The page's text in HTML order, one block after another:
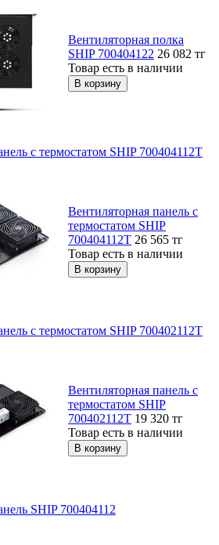
Вентиляторная полка
SHIP 700404122 26 082 тг
Товар есть в наличии
с термостатом SHIP 700404112Т
Вентиляторная панель с
термостатом SHIP
700404112Т 26 565 тг
Товар есть в наличии
с термостатом SHIP 700402112Т
Вентиляторная панель с
термостатом SHIP
700402112Т 19 320 тг
Товар есть в наличии
SHIP 700404112